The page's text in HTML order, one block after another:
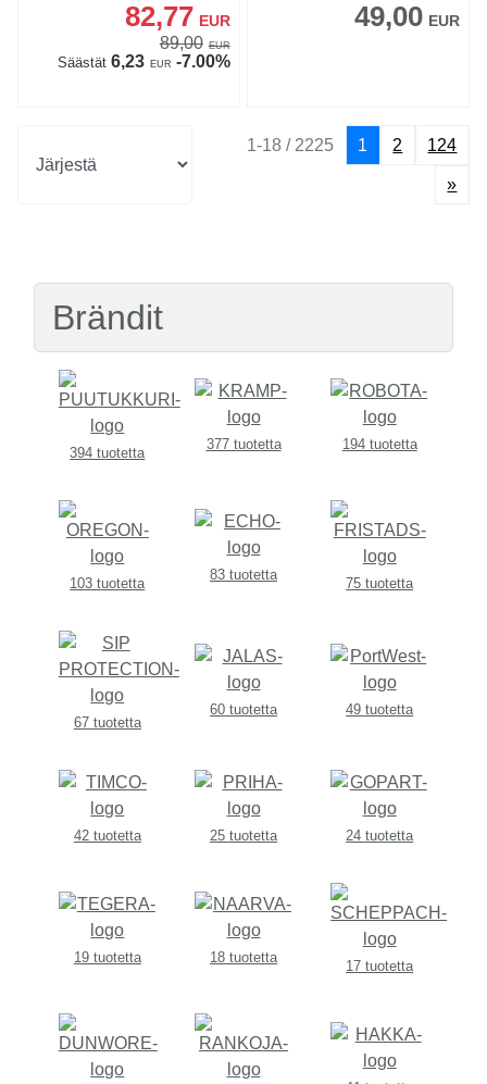
82,77 EUR
89,00 EUR
Säästät6,23 EUR -7.00%
49,00 EUR
1-18 / 2225 1 2 124
»
Brändit
394 tuotetta
377 tuotetta 194 tuotetta
103 tuotetta
83 tuotetta
75 tuotetta
67 tuotetta
60 tuotetta 49 tuotetta
42 tuotetta 25 tuotetta 24 tuotetta
19 tuotetta 18 tuotetta
17 tuotetta